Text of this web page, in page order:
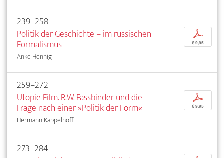
239–258
Politik der Geschichte – im russischen
Formalismus
Anke Hennig
p
€ 9,95
259–272
Utopie Film. R.W. Fassbinder und die
Frage nach einer »Politik der Form«
Hermann Kappelhoff
p
€ 9,95
273–284